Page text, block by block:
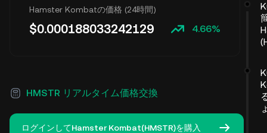
Hamster Kombatの価格 (24時間)
$0.000188033242129 4.66%
HMSTR リアルタイム価格交換
ログインしてHamster Kombat(HMSTR)を購入